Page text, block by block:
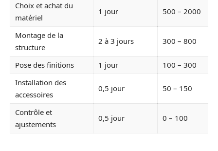
Choix et achat du
matériel
1 jour 500 – 2000
Montage de la
structure
2 à 3 jours 300 – 800
Pose des finitions 1 jour
100 – 300
Installation des
accessoires
0,5 jour 50 – 150
Contrôle et
ajustements
0,5 jour 0 – 100